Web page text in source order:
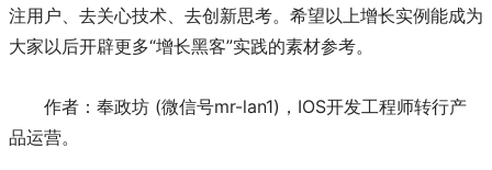
注用户、去关心技术、去创新思考。希望以上增长实例能成为
大家以后开辟更多“增长黑客”实践的素材参考。
作者：奉政坊 (微信号mr-lan1)，IOS开发工程师转行产
品运营。